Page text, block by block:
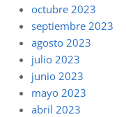
octubre 2023
septiembre 2023
agosto 2023
julio 2023
junio 2023
mayo 2023
abril 2023